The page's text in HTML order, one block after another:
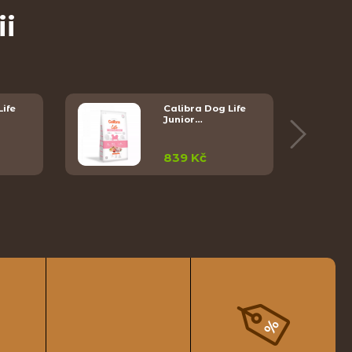
Calibra Dog Life
Junior…
839 Kč